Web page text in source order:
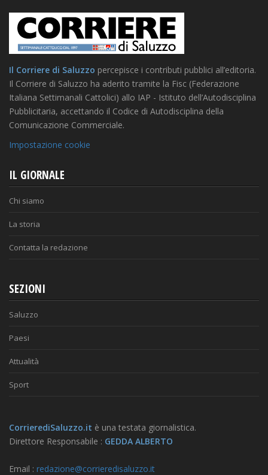
Il Corriere di Saluzzo percepisce i contributi pubblici all’editoria.
Il Corriere di Saluzzo ha aderito tramite la Fisc (Federazione
Italiana Settimanali Cattolici) allo IAP - Istituto dell’Autodisciplina
Pubblicitaria, accettando il Codice di Autodisciplina della
Comunicazione Commerciale.
Impostazione cookie
IL GIORNALE
Chi siamo
La storia
Contatta la redazione
SEZIONI
Saluzzo
Paesi
Attualità
Sport
CorrierediSaluzzo.it è una testata giornalistica.
Direttore Responsabile : GEDDA ALBERTO
Email : redazione@corrieredisaluzzo.it